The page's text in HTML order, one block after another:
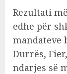
Rezultati
edhe për
mandateve
Durrës,
ndarjes së